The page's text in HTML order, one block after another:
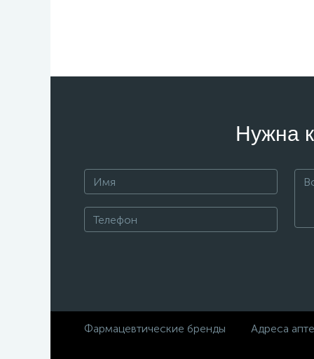
Нужна
Фармацевтические бренды Адреса